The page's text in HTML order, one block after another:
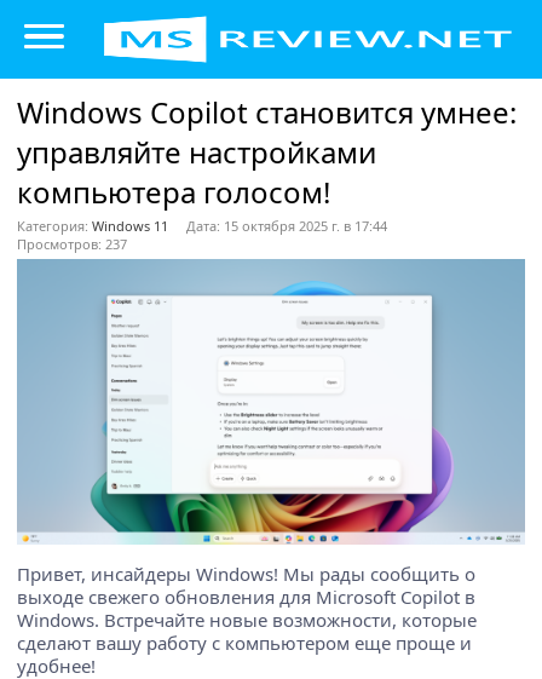
Windows Copilot становится умнее:
управляйте настройками
компьютера голосом!
Категория: Windows 11
Дата: 15 октября 2025 г. в 17:44
Просмотров: 237
Привет, инсайдеры Windows! Мы рады сообщить о
выходе свежего обновления для Microsoft Copilot в
Windows. Встречайте новые возможности, которые
сделают вашу работу с компьютером еще проще и
удобнее!